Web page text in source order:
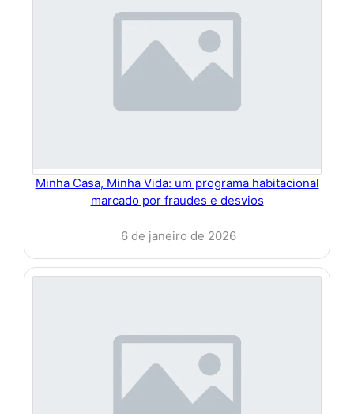
Minha Casa, Minha Vida: um programa habitacional
marcado por fraudes e desvios
6 de janeiro de 2026